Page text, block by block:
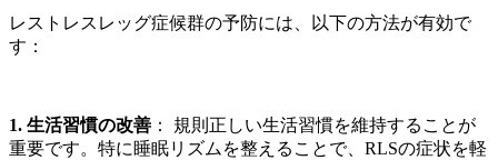
レストレスレッグ症候群の予防には、以下の方法が有効で
す：
1. 生活習慣の改善 ： 規則正しい生活習慣を維持することが
重要です。特に睡眠リズムを整えることで、RLSの症状を軽